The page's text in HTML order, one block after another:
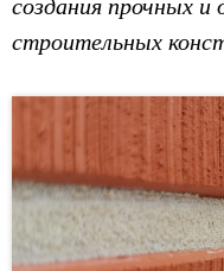
строительных